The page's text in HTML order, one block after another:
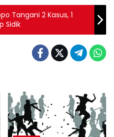
Tangani 2 Kasus, 1
Sidik